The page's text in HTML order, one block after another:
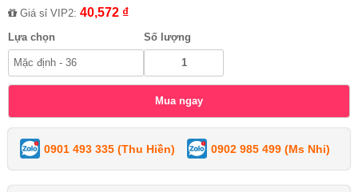
Giá sỉ VIP2: 40,572 ₫
Lựa chọn Số lượng
0901 493 335 (Thu Hiền) 0902 985 499 (Ms Nhi)